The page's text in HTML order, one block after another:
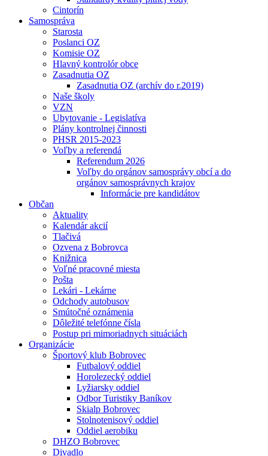
Cintorín
Samospráva
Starosta
Poslanci OZ
Komisie OZ
Hlavný kontrolór obce
Zasadnutia OZ
Zasadnutia OZ (archív do r.2019)
Naše školy
VZN
Ubytovanie - Legislatíva
Plány kontrolnej činnosti
PHSR 2015-2023
Voľby a referendá
Referendum 2026
Voľby do orgánov samosprávy obcí a do
orgánov samosprávnych krajov
Informácie pre kandidátov
Občan
Aktuality
Kalendár akcií
Tlačivá
Ozvena z Bobrovca
Knižnica
Voľné pracovné miesta
Pošta
Lekári - Lekárne
Odchody autobusov
Smútočné oznámenia
Dôležité telefónne čísla
Postup pri mimoriadnych situáciách
Organizácie
Športový klub Bobrovec
Futbalový oddiel
Horolezecký oddiel
Lyžiarsky oddiel
Odbor Turistiky Baníkov
Skialp Bobrovec
Stolnotenisový oddiel
Oddiel aerobiku
DHZO Bobrovec
Divadlo